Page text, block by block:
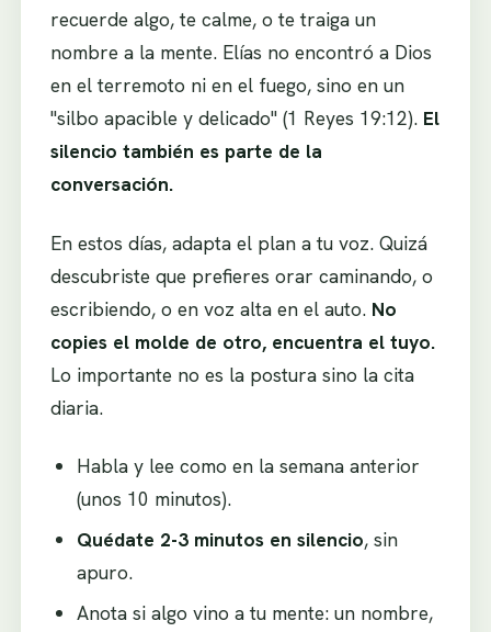
recuerde algo, te calme, o te traiga un
nombre a la mente. Elías no encontró a Dios
en el terremoto ni en el fuego, sino en un
"silbo apacible y delicado" (1 Reyes 19:12). El
silencio también es parte de la
conversación.
En estos días, adapta el plan a tu voz. Quizá
descubriste que prefieres orar caminando, o
escribiendo, o en voz alta en el auto. No
copies el molde de otro, encuentra el tuyo.
Lo importante no es la postura sino la cita
diaria.
Habla y lee como en la semana anterior
(unos 10 minutos).
Quédate 2-3 minutos en silencio, sin
apuro.
Anota si algo vino a tu mente: un nombre,